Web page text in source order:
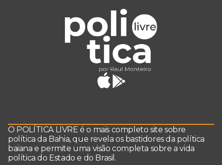
O POLÍTICA LIVRE é o mais completo site sobre
política da Bahia, que revela os bastidores da política
baiana e permite uma visão completa sobre a vida
política do Estado e do Brasil.